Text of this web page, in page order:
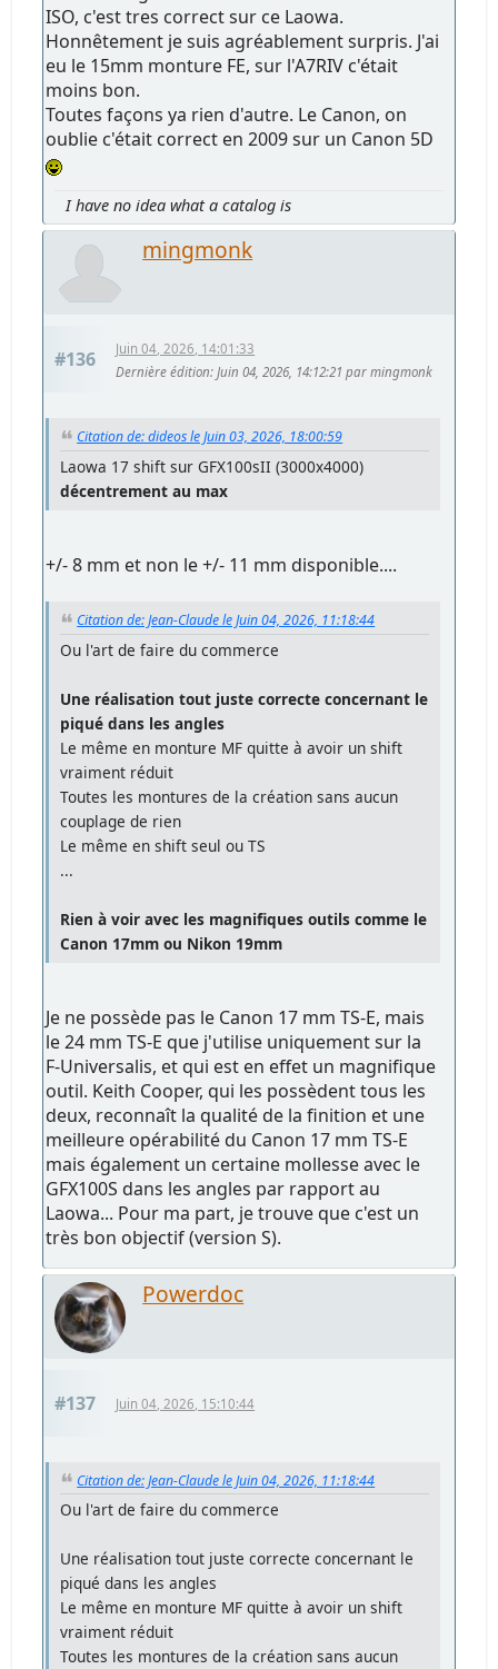
ISO, c'est tres correct sur ce Laowa.
Honnêtement je suis agréablement surpris. J'ai
eu le 15mm monture FE, sur l'A7RIV c'était
moins bon.
Toutes façons ya rien d'autre. Le Canon, on
oublie c'était correct en 2009 sur un Canon 5D
I have no idea what a catalog is
mingmonk
#136
Juin 04, 2026, 14:01:33
Dernière édition: Juin 04, 2026, 14:12:21 par mingmonk
Citation de: dideos le Juin 03, 2026, 18:00:59
Laowa 17 shift sur GFX100sII (3000x4000)
décentrement au max
+/- 8 mm et non le +/- 11 mm disponible....
Citation de: Jean-Claude le Juin 04, 2026, 11:18:44
Ou l'art de faire du commerce
Une réalisation tout juste correcte concernant le
piqué dans les angles
Le même en monture MF quitte à avoir un shift
vraiment réduit
Toutes les montures de la création sans aucun
couplage de rien
Le même en shift seul ou TS
...
Rien à voir avec les magnifiques outils comme le
Canon 17mm ou Nikon 19mm
Je ne possède pas le Canon 17 mm TS-E, mais
le 24 mm TS-E que j'utilise uniquement sur la
F-Universalis, et qui est en effet un magnifique
outil. Keith Cooper, qui les possèdent tous les
deux, reconnaît la qualité de la finition et une
meilleure opérabilité du Canon 17 mm TS-E
mais également un certaine mollesse avec le
GFX100S dans les angles par rapport au
Laowa... Pour ma part, je trouve que c'est un
très bon objectif (version S).
Powerdoc
#137 Juin 04, 2026, 15:10:44
Citation de: Jean-Claude le Juin 04, 2026, 11:18:44
Ou l'art de faire du commerce
Une réalisation tout juste correcte concernant le
piqué dans les angles
Le même en monture MF quitte à avoir un shift
vraiment réduit
Toutes les montures de la création sans aucun